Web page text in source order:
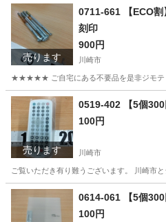
売ります
0711-661 【ECO割
刻印
900円
川崎市
★★★★★ ご自宅にある不要品を是非ジモティ
神奈川 川崎市 現地
売ります
0519-402 【5個
100円
川崎市
ご覧いただき有り難うございます。 川崎
神奈川 川崎市 リユース
0614-061 【5個
100円